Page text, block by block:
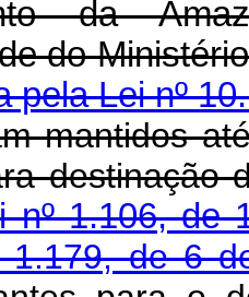
da
do
pela Lei nº
mantidos
nº 1.106, de
1.179, de 6